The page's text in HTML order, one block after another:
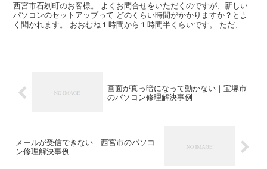
西宮市石刎町のお客様。 よくお問合せをいただくのですが、新しい
パソコンのセットアップって どのくらい時間がかかりますか？とよ
く聞かれます。 おおむね１時間から１時間半くらいです。 ただ、今
画面が真っ暗になって動かない｜宝塚市
のパソコン修理解決事例
メールが受信できない｜西宮市のパソコ
ン修理解決事例